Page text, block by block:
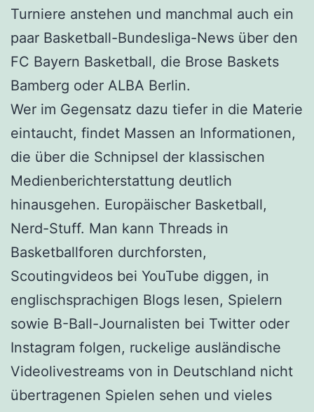
Turniere anstehen und manchmal auch ein
paar Basketball-Bundesliga-News über den
FC Bayern Basketball, die Brose Baskets
Bamberg oder ALBA Berlin.
Wer im Gegensatz dazu tiefer in die Materie
eintaucht, findet Massen an Informationen,
die über die Schnipsel der klassischen
Medienberichterstattung deutlich
hinausgehen. Europäischer Basketball,
Nerd-Stuff. Man kann Threads in
Basketballforen durchforsten,
Scoutingvideos bei YouTube diggen, in
englischsprachigen Blogs lesen, Spielern
sowie B-Ball-Journalisten bei Twitter oder
Instagram folgen, ruckelige ausländische
Videolivestreams von in Deutschland nicht
übertragenen Spielen sehen und vieles